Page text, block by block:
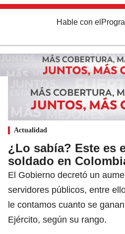
Hable con el
Actualidad
¿Lo sabía? Este es
soldado en
El Gobierno decretó un
servidores públicos, entre
le contamos cuanto se
Ejército, según su rango.